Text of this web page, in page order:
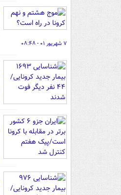
۷ شهریور ۰۱ - ۰۸:۴۸